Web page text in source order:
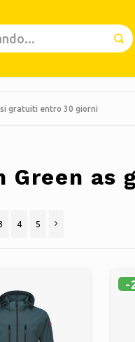
gratuiti entro 30 giorni
as
4 5
-